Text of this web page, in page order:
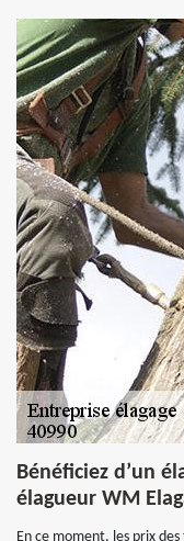
Bénéficiez d’un
élagueur WM
En ce moment, les prix